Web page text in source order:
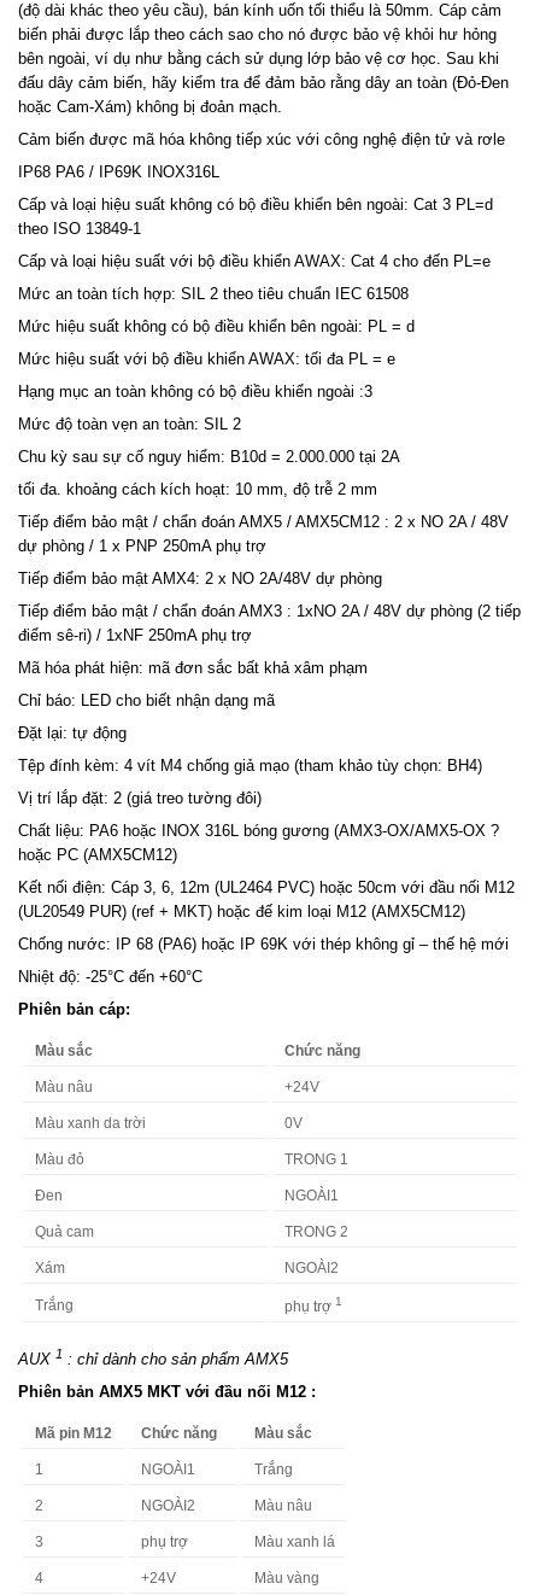
(độ dài khác theo yêu cầu), bán kính uốn tối thiểu là 50mm. Cáp cảm
biến phải được lắp theo cách sao cho nó được bảo vệ khỏi hư hỏng
bên ngoài, ví dụ như bằng cách sử dụng lớp bảo vệ cơ học. Sau khi
đấu dây cảm biến, hãy kiểm tra để đảm bảo rằng dây an toàn (Đỏ-Đen
hoặc Cam-Xám) không bị đoản mạch.
Cảm biến được mã hóa không tiếp xúc với công nghệ điện tử và rơle
IP68 PA6 / IP69K INOX316L
Cấp và loại hiệu suất không có bộ điều khiển bên ngoài: Cat 3 PL=d
theo ISO 13849-1
Cấp và loại hiệu suất với bộ điều khiển AWAX: Cat 4 cho đến PL=e
Mức an toàn tích hợp: SIL 2 theo tiêu chuẩn IEC 61508
Mức hiệu suất không có bộ điều khiển bên ngoài: PL = d
Mức hiệu suất với bộ điều khiển AWAX: tối đa PL = e
Hạng mục an toàn không có bộ điều khiển ngoài :3
Mức độ toàn vẹn an toàn: SIL 2
Chu kỳ sau sự cố nguy hiểm: B10d = 2.000.000 tại 2A
tối đa. khoảng cách kích hoạt: 10 mm, độ trễ 2 mm
Tiếp điểm bảo mật / chẩn đoán AMX5 / AMX5CM12 : 2 x NO 2A / 48V
dự phòng / 1 x PNP 250mA phụ trợ
Tiếp điểm bảo mật AMX4: 2 x NO 2A/48V dự phòng
Tiếp điểm bảo mật / chẩn đoán AMX3 : 1xNO 2A / 48V dự phòng (2 tiếp
điểm sê-ri) / 1xNF 250mA phụ trợ
Mã hóa phát hiện: mã đơn sắc bất khả xâm phạm
Chỉ báo: LED cho biết nhận dạng mã
Đặt lại: tự động
Tệp đính kèm: 4 vít M4 chống giả mạo (tham khảo tùy chọn: BH4)
Vị trí lắp đặt: 2 (giá treo tường đôi)
Chất liệu: PA6 hoặc INOX 316L bóng gương (AMX3-OX/AMX5-OX ?
hoặc PC (AMX5CM12)
Kết nối điện: Cáp 3, 6, 12m (UL2464 PVC) hoặc 50cm với đầu nối M12
(UL20549 PUR) (ref + MKT) hoặc đế kim loại M12 (AMX5CM12)
Chống nước: IP 68 (PA6) hoặc IP 69K với thép không gỉ – thế hệ mới
Nhiệt độ: -25°C đến +60°C
Phiên bản cáp:
Màu sắc Chức năng
Màu nâu +24V
Màu xanh da trời 0V
Màu đỏ TRONG 1
Đen NGOÀI1
Quả cam TRONG 2
Xám NGOÀI2
Trắng phụ trợ 1
AUX 1 : chỉ dành cho sản phẩm AMX5
Phiên bản AMX5 MKT với đầu nối M12 :
Mã pin M12 Chức năng Màu sắc
1 NGOÀI1 Trắng
2 NGOÀI2 Màu nâu
3 phụ trợ Màu xanh lá
4 +24V Màu vàng